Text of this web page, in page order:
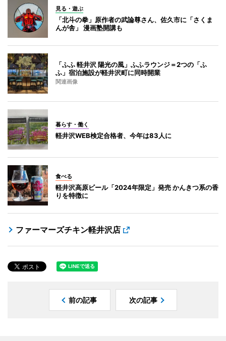
見る・遊ぶ
「北斗の拳」原作者の武論尊さん、佐久市に「さくま
んが舎」 漫画塾開講も
「ふふ 軽井沢 陽光の風」ふふラウンジ＝2つの「ふ
ふ」宿泊施設が軽井沢町に同時開業
関連画像
暮らす・働く
軽井沢WEB検定合格者、今年は83人に
食べる
軽井沢高原ビール「2024年限定」発売 かんきつ系の香
りを特徴に
ファーマーズチキン軽井沢店
前の記事 次の記事